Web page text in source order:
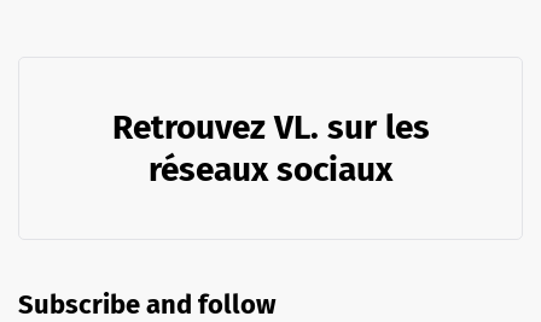
Retrouvez VL. sur les
réseaux sociaux
Subscribe and follow